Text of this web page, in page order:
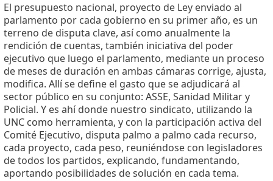
El presupuesto nacional, proyecto de Ley enviado al
parlamento por cada gobierno en su primer año, es un
terreno de disputa clave, así como anualmente la
rendición de cuentas, también iniciativa del poder
ejecutivo que luego el parlamento, mediante un proceso
de meses de duración en ambas cámaras corrige, ajusta,
modifica. Allí se define el gasto que se adjudicará al
sector público en su conjunto: ASSE, Sanidad Militar y
Policial. Y es ahí donde nuestro sindicato, utilizando la
UNC como herramienta, y con la participación activa del
Comité Ejecutivo, disputa palmo a palmo cada recurso,
cada proyecto, cada peso, reuniéndose con legisladores
de todos los partidos, explicando, fundamentando,
aportando posibilidades de solución en cada tema.